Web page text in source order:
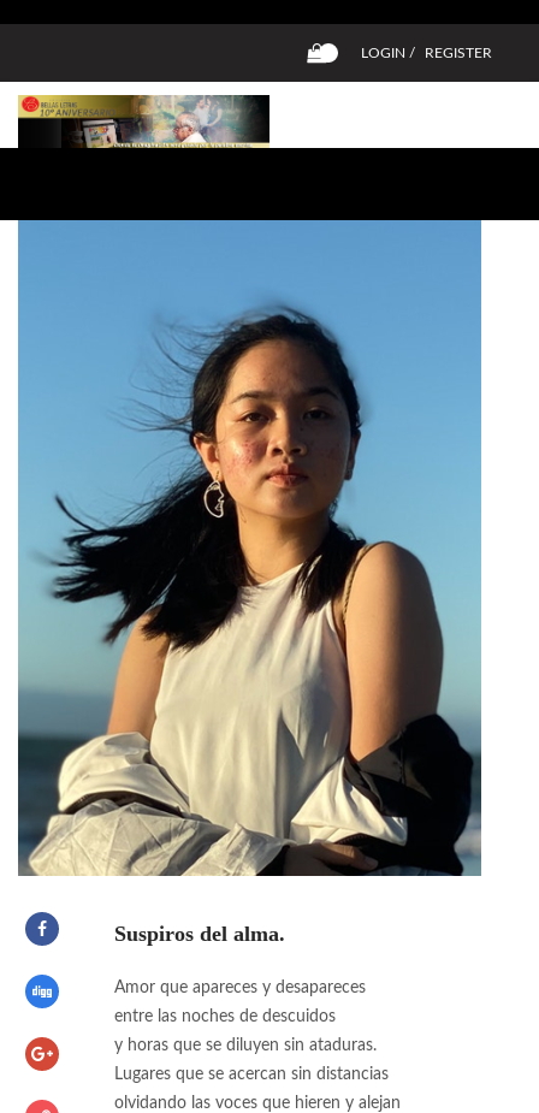
LOGIN / REGISTER
Suspiros del alma.
Amor que apareces y desapareces
entre las noches de descuidos
y horas que se diluyen sin ataduras.
Lugares que se acercan sin distancias
olvidando las voces que hieren y alejan